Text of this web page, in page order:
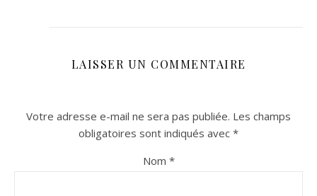
LAISSER UN COMMENTAIRE
Votre adresse e-mail ne sera pas publiée. Les champs
obligatoires sont indiqués avec *
Nom *